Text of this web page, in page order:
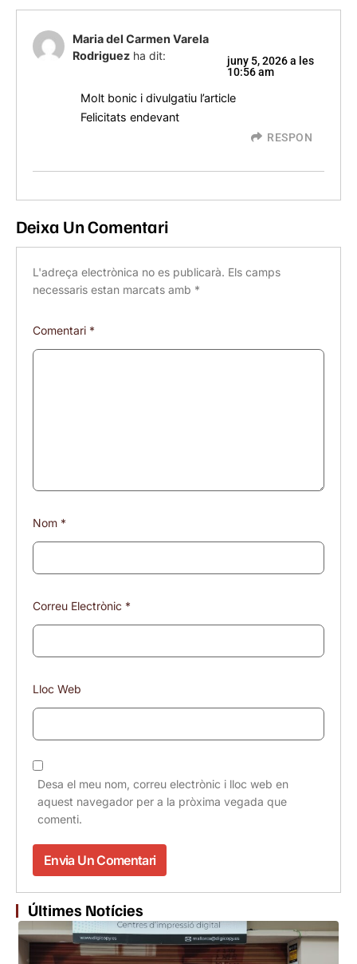
Maria del Carmen Varela
Rodriguez ha dit:
juny 5, 2026 a les
10:56 am
Molt bonic i divulgatiu l’article
Felicitats endevant
RESPON
Deixa Un Comentari
L'adreça electrònica no es publicarà. Els camps
necessaris estan marcats amb *
Comentari *
Nom *
Correu Electrònic *
Lloc Web
Desa el meu nom, correu electrònic i lloc web en
aquest navegador per a la pròxima vegada que
comenti.
Últimes Notícies